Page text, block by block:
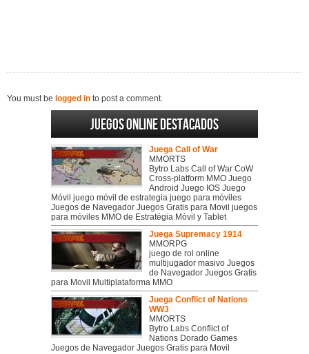
You must be logged in to post a comment.
Juegos online destacados
Juega Call of War
MMORTS
Bytro Labs Call of War CoW
Cross-platform MMO Juego
Android Juego IOS Juego
Móvil juego móvil de estrategia juego para móviles
Juegos de Navegador Juegos Gratis para Movil juegos
para móviles MMO de Estratégia Móvil y Tablet
Juega Supremacy 1914
MMORPG
juego de rol online
multijugador masivo Juegos
de Navegador Juegos Gratis
para Movil Multiplataforma MMO
Juega Conflict of Nations
WW3
MMORTS
Bytro Labs Conflict of
Nations Dorado Games
Juegos de Navegador Juegos Gratis para Movil